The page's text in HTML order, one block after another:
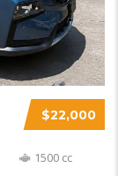
$22,000
1500 cc